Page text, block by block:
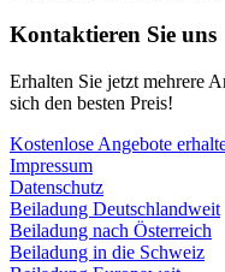
Kontaktieren Sie uns
Erhalten Sie jetzt mehrere
sich den besten Preis!
Kostenlose Angebote
Impressum
Datenschutz
Beiladung Deutschlandweit
Beiladung nach Österreich
Beiladung in die Schweiz